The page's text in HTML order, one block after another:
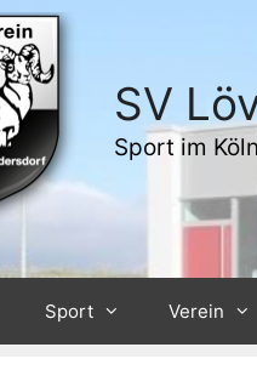
SV
Sport im
Sport Verein